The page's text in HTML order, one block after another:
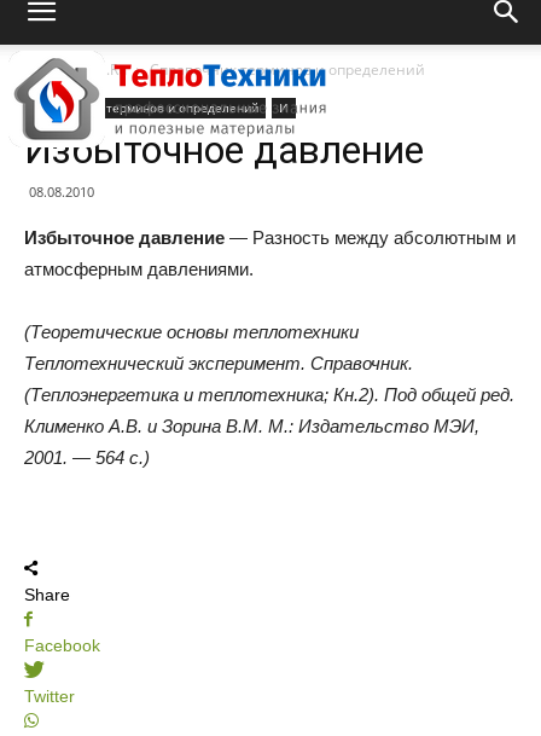
Teplotehniki.Ru Справочник терминов и определений
Справочник терминов и определений И
Избыточное давление
08.08.2010
Избыточное давление — Разность между абсолютным и
атмосферным давлениями.
(Теоретические основы теплотехники
Теплотехнический эксперимент. Справочник.
(Теплоэнергетика и теплотехника; Кн.2). Под общей ред.
Клименко А.В. и Зорина В.М. М.: Издательство МЭИ,
2001. — 564 с.)
Share
Facebook
Twitter